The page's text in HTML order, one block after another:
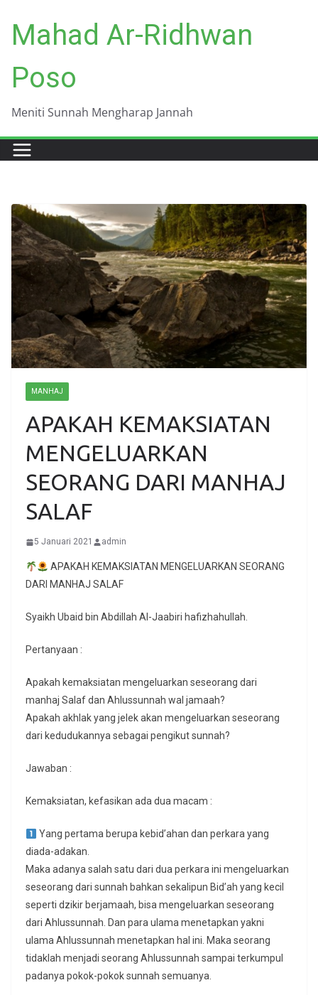
content
Mahad Ar-Ridhwan
Poso
Meniti Sunnah Mengharap Jannah
MANHAJ
APAKAH KEMAKSIATAN
MENGELUARKAN
SEORANG DARI MANHAJ
SALAF
5 Januari 2021 admin
APAKAH KEMAKSIATAN MENGELUARKAN SEORANG
DARI MANHAJ SALAF
Syaikh Ubaid bin Abdillah Al-Jaabiri hafizhahullah.
Pertanyaan :
Apakah kemaksiatan mengeluarkan seseorang dari
manhaj Salaf dan Ahlussunnah wal jamaah?
Apakah akhlak yang jelek akan mengeluarkan seseorang
dari kedudukannya sebagai pengikut sunnah?
Jawaban :
Kemaksiatan, kefasikan ada dua macam :
Yang pertama berupa kebid’ahan dan perkara yang
diada-adakan.
Maka adanya salah satu dari dua perkara ini mengeluarkan
seseorang dari sunnah bahkan sekalipun Bid’ah yang kecil
seperti dzikir berjamaah, bisa mengeluarkan seseorang
dari Ahlussunnah. Dan para ulama menetapkan yakni
ulama Ahlussunnah menetapkan hal ini. Maka seorang
tidaklah menjadi seorang Ahlussunnah sampai terkumpul
padanya pokok-pokok sunnah semuanya.